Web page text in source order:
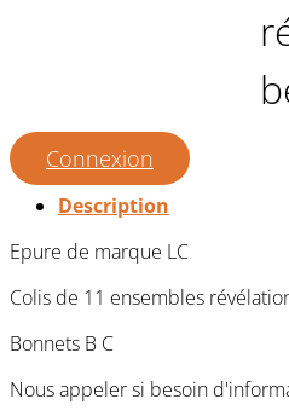
Connexion
Description
Epure de marque LC
Colis de 11 ensembles
Bonnets B C
Nous appeler si besoin